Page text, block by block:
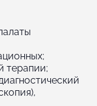
терапии;